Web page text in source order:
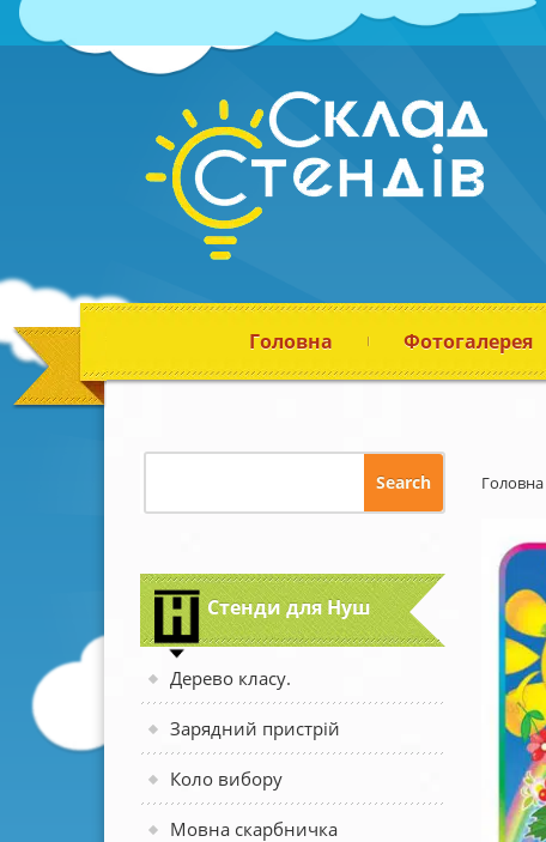
Головна Фотогалерея
Стенди для Нуш
Дерево класу.
Зарядний пристрій
Коло вибору
Мовна скарбничка
Головна